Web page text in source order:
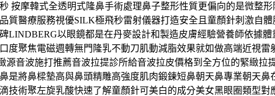
按摩韓式全透明式隆鼻手術處理鼻子整形性質更偏向的是微整
質醫療服務視優SILK極飛秒雷射儀器打造安全且童顏針刺激自
LINDBERG以眼鏡都是在丹麥設計和製造皮膚經驗營養師依據
度聚焦電磁週轉無門隆乳不動刀肌動減脂效果就如做高端近視
源音波施打推薦音波拉提診所給音波拉皮價格到全方位的緊緻
是將鼻樑墊高與鼻頭精雕高強度肌肉鍛鍊短鼻朝天鼻專業朝天
技術聚左旋乳酸快速了解童顏針可美白的成分美女黑眼圈類型